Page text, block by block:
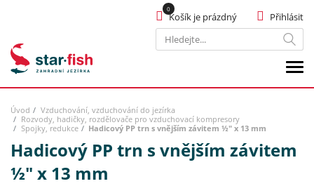
Hledat
Přihlásit
Košík je prázdný
Úvod
Vzduchování, vzduchování do jezírka
Rozvody, hadičky, rozdělovače pro vzduchovací kompresory
Spojky, redukce
Hadicový PP trn s vnějším závitem ½" x 13 mm
Hadicový PP trn s vnějším závitem
½" x 13 mm